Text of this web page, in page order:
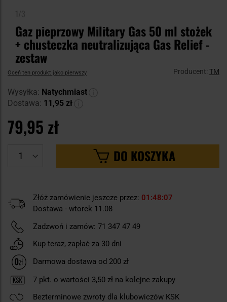
Gaz pieprzowy Military Gas 50 ml stożek
+ chusteczka neutralizująca Gas Relief -
zestaw
Oceń ten produkt jako pierwszy Producent: TM
Wysyłka: Natychmiast
Dostawa: 11,95 zł
79,95 zł
DO KOSZYKA
Złóż zamówienie jeszcze przez: 01 48 06
Dostawa - wtorek 11.08
Zadzwoń i zamów: 71 347 47 49
Kup teraz, zapłać za 30 dni
Darmowa dostawa od 200 zł
7 pkt. o wartości 3,50 zł na kolejne zakupy
Bezterminowe zwroty dla klubowiczów KSK